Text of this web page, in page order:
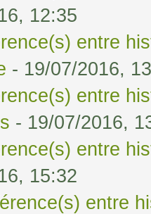
12:35
entre
- 19/07/2016,
entre
- 19/07/2016,
entre
15:32
entre